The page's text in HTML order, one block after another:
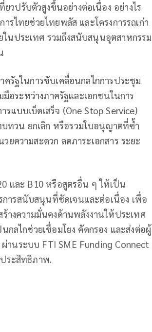
วปรับตัวสูงขึ้นอย่างต่อเนื่อง อย่างไร
รไทยช่วยไทยพลัส และโครงการรถเก่า
นประเทศ รวมถึงสนับสนุนอุตสาหกรรม
รัฐในการขับเคลื่อนกลไกการประชุม
มือระหว่างภาครัฐและเอกชนในการ
แบบเบ็ดเสร็จ (One Stop Service)
ทวน ยกเลิก หรือรวมใบอนุญาตที่ซ้ำ
ความสะดวก ลดภาระเอกสาร ระยะ
และ B10 หรือสูตรอื่น ๆ ให้เป็น
ารสนับสนุนที่ชัดเจนและต่อเนื่อง เพื่อ
างความมั่นคงด้านพลังงานให้ประเทศ
ลไกช่วยเชื่อมโยง คัดกรอง และส่งต่อผู้
านระบบ FTI SME Funding Connect
ประสิทธิภาพ.